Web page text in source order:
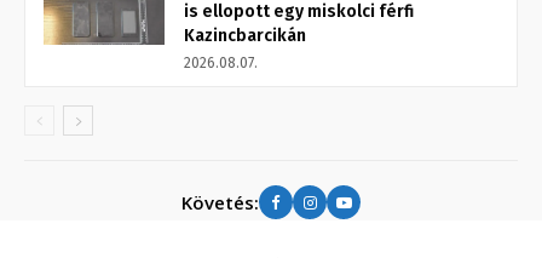
is ellopott egy miskolci férfi
Kazincbarcikán
2026.08.07.
Követés: